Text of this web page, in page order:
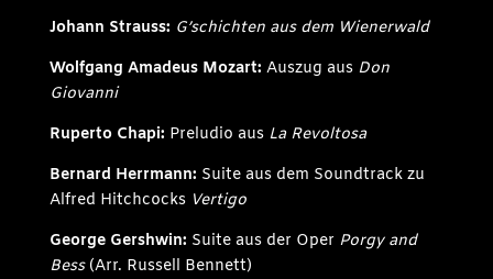
Johann Strauss: G’schichten aus dem Wienerwald
Wolfgang Amadeus Mozart: Auszug aus Don
Giovanni
Ruperto Chapi: Preludio aus La Revoltosa
Bernard Herrmann: Suite aus dem Soundtrack zu
Alfred Hitchcocks Vertigo
George Gershwin: Suite aus der Oper Porgy and
Bess (Arr. Russell Bennett)